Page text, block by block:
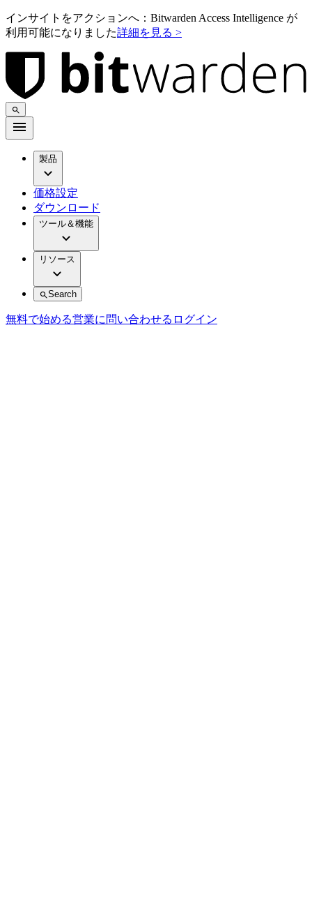
インサイトをアクションへ：Bitwarden Access Intelligence が
利用可能になりました詳細を見る >
製品
価格設定
ダウンロード
ツール＆機能
リソース
Search
無料で始める営業に問い合わせる ログイン